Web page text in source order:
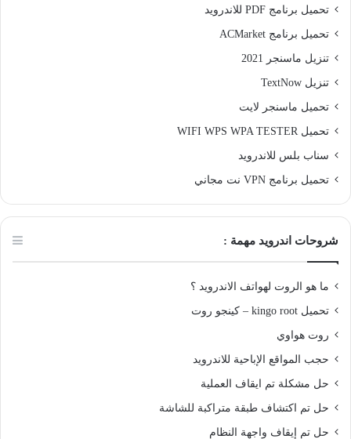
تحميل برنامج PDF للاندرويد
تحميل برنامج ACMarket
تنزيل ماسنجر 2021
تنزيل TextNow
تحميل ماسنجر لايت
تحميل WIFI WPS WPA TESTER
سناب بلس للاندرويد
تحميل برنامج VPN نت مجاني
شروحات اندرويد مهمة :
ما هو الروت لهواتف الاندرويد ؟
تحميل kingo root – كينجو روت
روت هواوي
حجب المواقع الإباحية للاندرويد
حل مشكلة تم ايقاف العملية
حل تم اكتشاف طبقة متراكبة للشاشة
حل تم إيقاف واجهة النظام